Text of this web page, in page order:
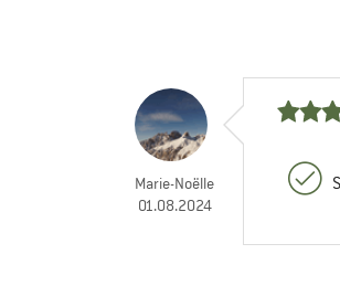
Marie-Noëlle
01.08.2024